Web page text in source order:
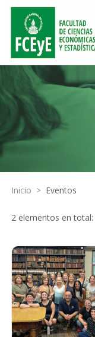
Inicio > Eventos
2 elementos en total: